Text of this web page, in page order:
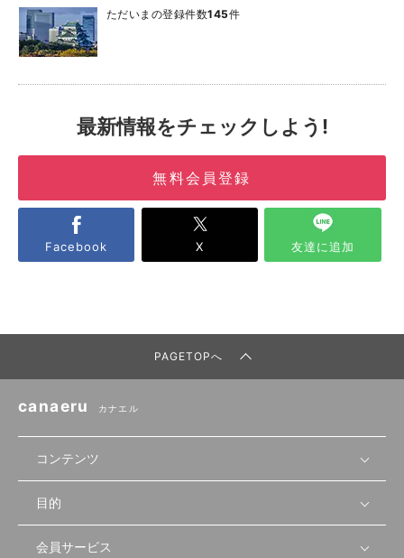
ただいまの登録件数145件
最新情報をチェックしよう!
無料会員登録
Facebook X 友達に追加
PAGETOPへ
canaeru カナエル
コンテンツ
無料開業相談
目的
店舗運営
会員サービス